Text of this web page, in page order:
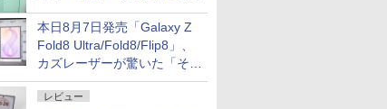
本日8月7日発売「Galaxy Z
Fold8 Ultra/Fold8/Flip8」、
カズレーザーが驚いた「そば
屋のメニュー並みの薄さ」
レビュー